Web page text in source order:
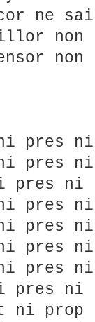
ne sai
non
non
pres
pres
pres ni
pres
pres ni
pres
pres
pres ni
ni prop